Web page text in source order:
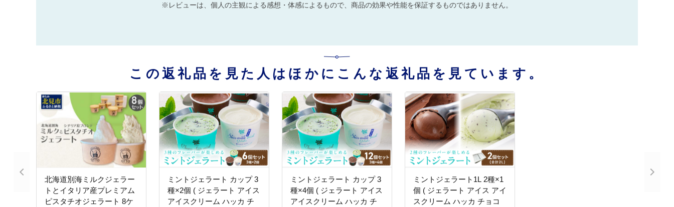
※レビューは、個人の主観による感想・体感によるもので、商品の効果や性能を保証するものではありません。
この返礼品を見た人はほかにこんな返礼品を見ています。
北海道別海ミルクジェラー
トとイタリア産プレミアム
ピスタチオジェラート 8ケ
ミントジェラート カップ 3
種×2個 ( ジェラート アイス
アイスクリーム ハッカ チ
ミントジェラート カップ 3
種×4個 ( ジェラート アイス
アイスクリーム ハッカ チ
ミントジェラート1L 2種×1
個 ( ジェラート アイス アイ
スクリーム ハッカ チョコ